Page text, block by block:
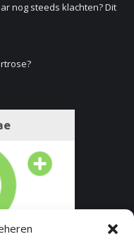
nog steeds klachten? Dit